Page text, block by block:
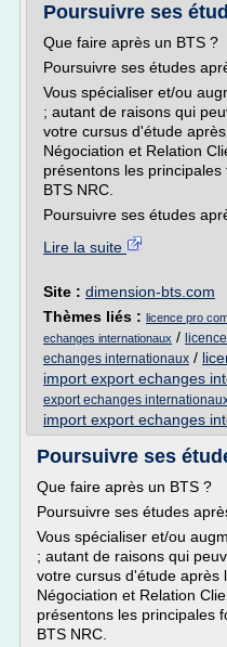
Poursuivre ses
Que faire après un BTS ?
Poursuivre ses études
Vous spécialiser et/ou
; autant de raisons qui
votre cursus d'étude
Négociation et Relation
présentons les
BTS NRC.
Poursuivre ses études
Lire la suite
Site : dimension-bts.com
Thèmes liés : licence pro
echanges internationaux /
echanges internationaux /
import export echanges
export echanges
import export echanges
Poursuivre ses
Que faire après un BTS ?
Poursuivre ses études
Vous spécialiser et/ou
; autant de raisons qui
votre cursus d'étude après
Négociation et Relation
présentons les principales
BTS NRC.